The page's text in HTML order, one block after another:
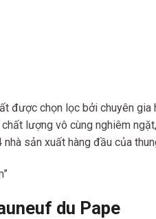
được chọn lọc bởi chuyên
lượng vô cùng nghiêm
sản xuất hàng đầu của
du Pape